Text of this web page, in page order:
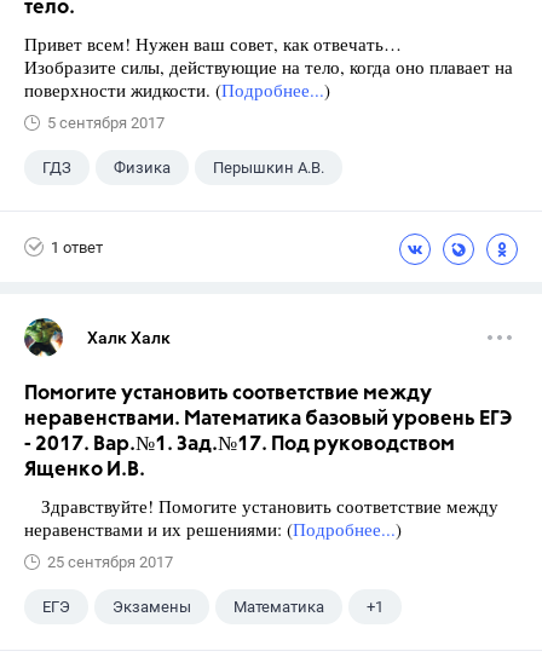
тело.
Привет всем! Нужен ваш совет, как отвечать…
Изобразите силы, действующие на тело, когда оно плавает на
поверхности жидкости. (Подробнее...)
5 сентября 2017
ГДЗ Физика Перышкин А.В.
1 ответ
Халк Халк
Помогите установить соответствие между
неравенствами. Математика базовый уровень ЕГЭ
- 2017. Вар.№1. Зад.№17. Под руководством
Ященко И.В.
Здравствуйте! Помогите установить соответствие между
неравенствами и их решениями: (Подробнее...)
25 сентября 2017
ЕГЭ Экзамены Математика +1